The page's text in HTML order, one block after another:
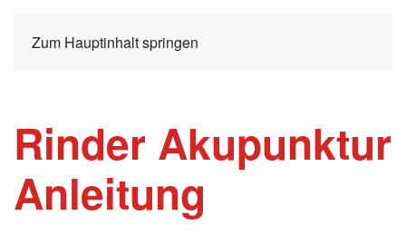
Zum Hauptinhalt springen
Rinder Akupunktur
Anleitung